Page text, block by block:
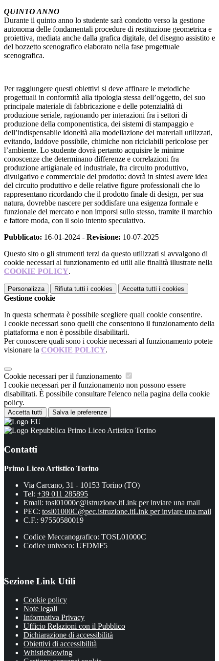
QUINTO ANNO
Durante il quinto anno lo studente sarà condotto verso la gestione
autonoma delle fondamentali procedure di restituzione geometrica e
proiettiva, mediata anche dalla grafica digitale, del disegno assistito e
del bozzetto scenografico elaborato nella fase progettuale
scenografica.
Per raggiungere questi obiettivi si deve affinare le metodiche
progettuali in conformità alla tipologia stessa dell’oggetto, del suo
principale materiale di fabbricazione e delle potenzialità di
produzione seriale, ragionando per interazioni fra i settori di
produzione della componentistica, dei sistemi di stampaggio e
dell’indispensabile idoneità alla modellazione dei materiali utilizzati,
evitando, laddove possibile, chimiche non riciclabili pericolose per
l’ambiente. Lo studente dovrà pertanto acquisire le minime
conoscenze che determinano differenze e correlazioni fra
produzione artigianale ed industriale, fra circuito produttivo,
divulgativo e commerciale del prodotto: dovrà in sintesi avere idea
del circuito produttivo e delle relative figure professionali che lo
rappresentano ricordando che il prodotto finale di design, per sua
natura, dovrebbe nascere per soddisfare una esigenza formale e
funzionale del mercato e non imporsi sullo stesso, tramite il marchio
e fattore moda, con il solo intento speculativo.
Pubblicato: 16-01-2024 - Revisione: 10-07-2025
Questo sito o gli strumenti terzi da questo utilizzati si avvalgono di
cookie necessari al funzionamento ed utili alle finalità illustrate nella
COOKIE POLICY.
Personalizza Rifiuta tutti i cookies Accetta tutti i cookies
Gestione cookie
In questa schermata è possibile scegliere quali cookie consentire.
I cookie necessari sono quelli che consentono il funzionamento della
piattaforma e non è possibile disabilitarli.
Per conoscere quali sono i cookie necessari al funzionamento potete
visionare la COOKIE POLICY.
Cookie necessari per il funzionamento
I cookie necessari per il funzionamento non possono essere
disabilitati. È possibile consultare l'elenco nella pagina della cookie
policy.
Accetta tutti Salva le preferenze
Primo Liceo Artistico Torino
Contatti
Primo Liceo Artistico Torino
Via Carcano, 31 - 10153 Torino (TO)
Tel: +39 011 285895
Email: tosl01000c@istruzione.itLink per inviare una mail
PEC: tosl01000C@pec.istruzione.itLink per inviare una mail
C.F.: 97550580019
Codice Meccanografico: TOSL01000C
Codice univoco: UFDMF5
Sezione Link Utili
Cookie policy
Note legali
Informativa Privacy
Ufficio Relazioni con il Pubblico
Dichiarazione di accessibilità
Obiettivi di accessibilità
Whistleblowing